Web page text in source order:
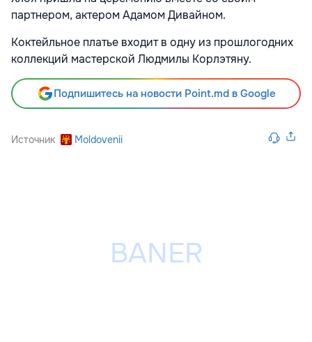
партнером, актером Адамом Дивайном.
Коктейльное платье входит в одну из прошлогодних
коллекций мастерской Людмилы Корлэтяну.
Подпишитесь на новости Point.md в Google
Источник Moldovenii